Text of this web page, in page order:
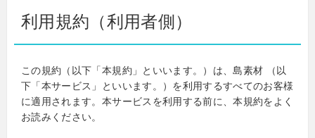
利用規約（利用者側）
この規約（以下「本規約」といいます。）は、島素材 （以
下「本サービス」といいます。）を利用するすべてのお客様
に適用されます。本サービスを利用する前に、本規約をよく
お読みください。